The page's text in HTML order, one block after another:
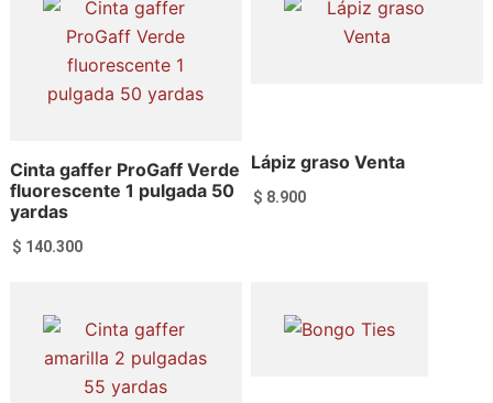
Cinta gaffer ProGaff Verde
fluorescente 1 pulgada 50
yardas
$ 140.300
Añadir al carrito
Lápiz graso Venta
$ 8.900